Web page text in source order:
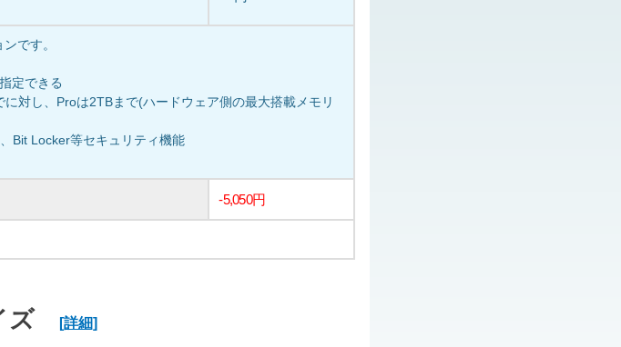
です。
定できる
対し、Proは2TBまで(ハードウェア側の最大搭載メモリ
Bit Locker等セキュリティ機能
-5,050円
ズ[詳細]